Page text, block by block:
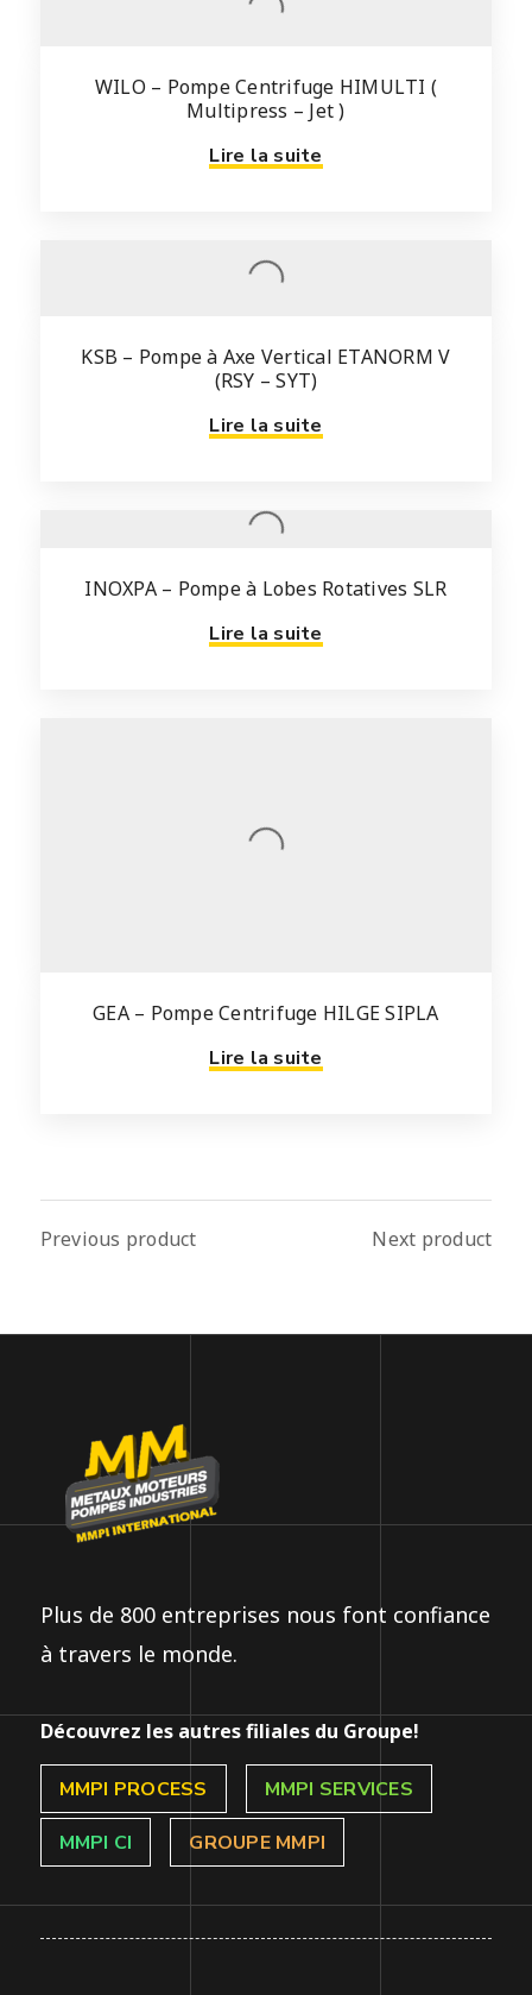
WILO – Pompe Centrifuge HIMULTI (
Multipress – Jet )
Lire la suite
KSB – Pompe à Axe Vertical ETANORM V
(RSY – SYT)
Lire la suite
INOXPA – Pompe à Lobes Rotatives SLR
Lire la suite
GEA – Pompe Centrifuge HILGE SIPLA
Lire la suite
Previous product Next product
Plus de 800 entreprises nous font confiance
à travers le monde.
Découvrez les autres filiales du Groupe!
MMPI PROCESS MMPI SERVICES
MMPI CI GROUPE MMPI